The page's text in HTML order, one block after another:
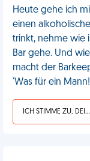
Heute gehe ich
einen
trinkt, nehme wie
Bar gehe. Und
macht der
'Was für ein
ICH STIMME ZU, DEIN LEBEN IST SCHEISSE